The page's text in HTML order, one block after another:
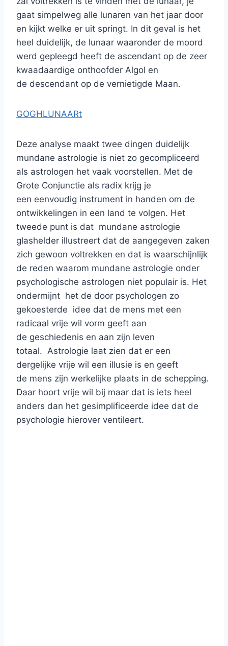
gaat simpelweg alle lunaren van het jaar door
en kijkt welke er uit springt. In dit geval is het
heel duidelijk, de lunaar waaronder de moord
werd gepleegd heeft de ascendant op de zeer
kwaadaardige onthoofder Algol en
de descendant op de vernietigde Maan.
GOGHLUNAARt
Deze analyse maakt twee dingen duidelijk
mundane astrologie is niet zo gecompliceerd
als astrologen het vaak voorstellen. Met de
Grote Conjunctie als radix krijg je
een eenvoudig instrument in handen om de
ontwikkelingen in een land te volgen. Het
tweede punt is dat mundane astrologie
glashelder illustreert dat de aangegeven zaken
zich gewoon voltrekken en dat is waarschijnlijk
de reden waarom mundane astrologie onder
psychologische astrologen niet populair is. Het
ondermijnt het de door psychologen zo
gekoesterde idee dat de mens met een
radicaal vrije wil vorm geeft aan
de geschiedenis en aan zijn leven
totaal. Astrologie laat zien dat er een
dergelijke vrije wil een illusie is en geeft
de mens zijn werkelijke plaats in de schepping.
Daar hoort vrije wil bij maar dat is iets heel
anders dan het gesimplificeerde idee dat de
psychologie hierover ventileert.